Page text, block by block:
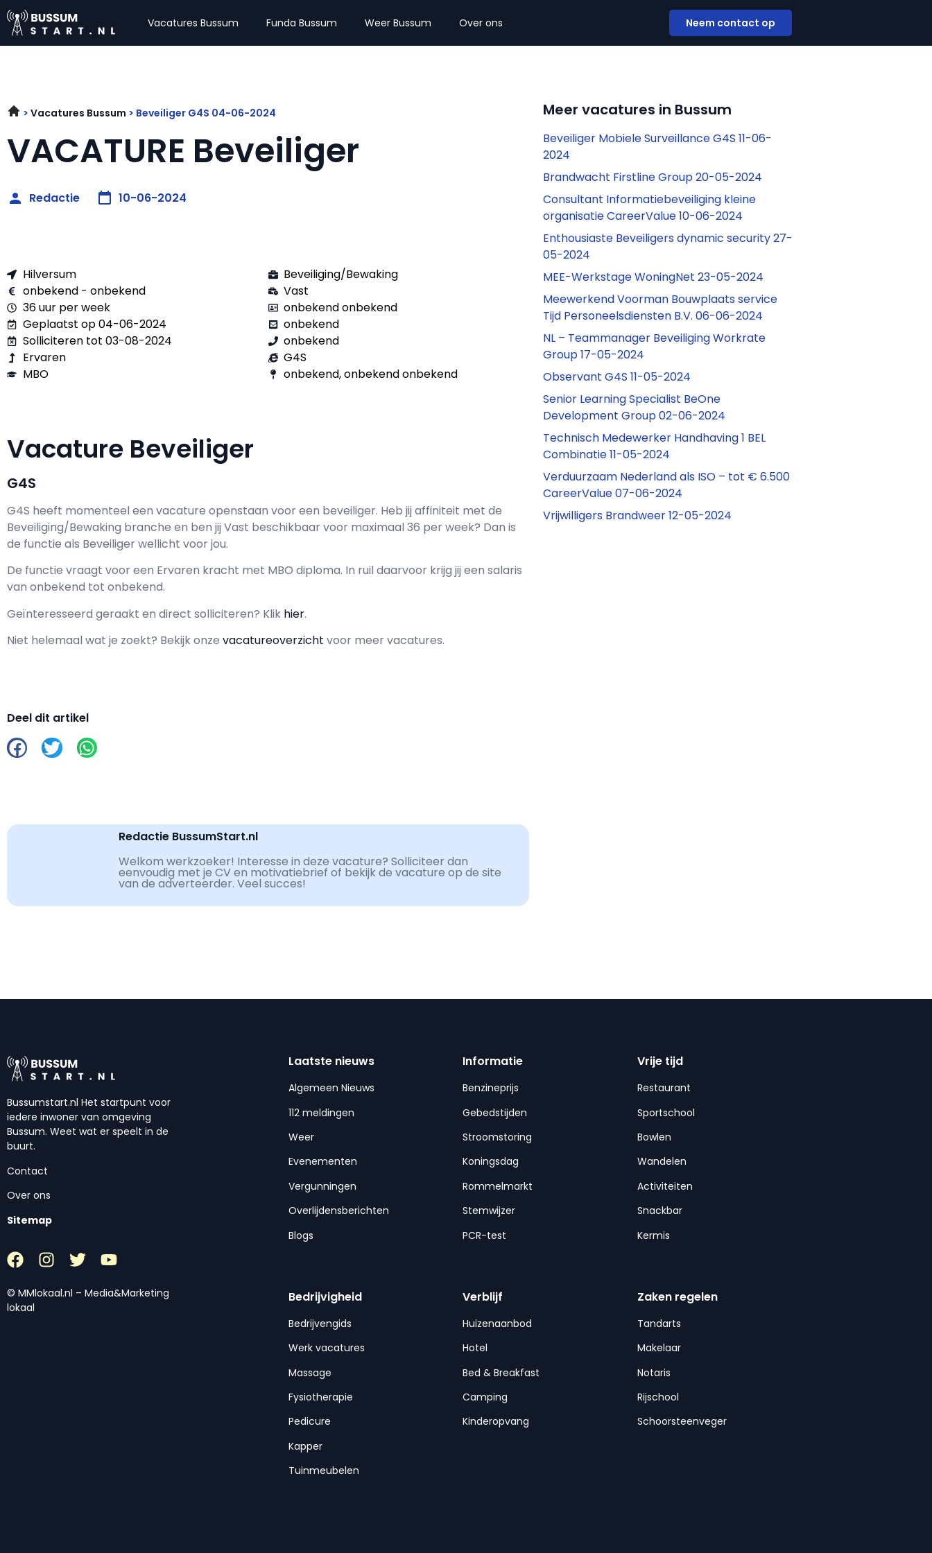
Vacatures Bussum Funda Bussum Weer Bussum Over ons Neem contact op
Vacatures Bussum Beveiliger G4S 04-06-2024
VACATURE Beveiliger
Redactie 10-06-2024
Hilversum
onbekend - onbekend
36 uur per week
Geplaatst op 04-06-2024
Solliciteren tot 03-08-2024
Ervaren
MBO
Beveiliging/Bewaking
Vast
onbekend onbekend
onbekend
onbekend
G4S
onbekend, onbekend onbekend
Vacature Beveiliger
G4S
G4S heeft momenteel een vacature openstaan voor een beveiliger. Heb jij affiniteit met de
Beveiliging/Bewaking branche en ben jij Vast beschikbaar voor maximaal 36 per week? Dan is
de functie als Beveiliger wellicht voor jou.
De functie vraagt voor een Ervaren kracht met MBO diploma. In ruil daarvoor krijg jij een salaris
van onbekend tot onbekend.
Geïnteresseerd geraakt en direct solliciteren? Klik hier.
Niet helemaal wat je zoekt? Bekijk onze vacatureoverzicht voor meer vacatures.
Deel dit artikel
Redactie BussumStart.nl
Welkom werkzoeker! Interesse in deze vacature? Solliciteer dan
eenvoudig met je CV en motivatiebrief of bekijk de vacature op de site
van de adverteerder. Veel succes!
Meer vacatures in Bussum
Beveiliger Mobiele Surveillance G4S 11-06-
2024
Brandwacht Firstline Group 20-05-2024
Consultant Informatiebeveiliging kleine
organisatie CareerValue 10-06-2024
Enthousiaste Beveiligers dynamic security 27-
05-2024
MEE-Werkstage WoningNet 23-05-2024
Meewerkend Voorman Bouwplaats service
Tijd Personeelsdiensten B.V. 06-06-2024
NL – Teammanager Beveiliging Workrate
Group 17-05-2024
Observant G4S 11-05-2024
Senior Learning Specialist BeOne
Development Group 02-06-2024
Technisch Medewerker Handhaving 1 BEL
Combinatie 11-05-2024
Verduurzaam Nederland als ISO – tot € 6.500
CareerValue 07-06-2024
Vrijwilligers Brandweer 12-05-2024
Bussumstart.nl Het startpunt voor
iedere inwoner van omgeving
Bussum. Weet wat er speelt in de
buurt.
Contact
Over ons
Sitemap
© MMlokaal.nl – Media&Marketing
lokaal
Laatste nieuws
Algemeen Nieuws
112 meldingen
Weer
Evenementen
Vergunningen
Overlijdensberichten
Blogs
Informatie
Benzineprijs
Gebedstijden
Stroomstoring
Koningsdag
Rommelmarkt
Stemwijzer
PCR-test
Vrije tijd
Restaurant
Sportschool
Bowlen
Wandelen
Activiteiten
Snackbar
Kermis
Bedrijvigheid
Bedrijvengids
Werk vacatures
Massage
Fysiotherapie
Pedicure
Kapper
Tuinmeubelen
Verblijf
Huizenaanbod
Hotel
Bed & Breakfast
Camping
Kinderopvang
Zaken regelen
Tandarts
Makelaar
Notaris
Rijschool
Schoorsteenveger